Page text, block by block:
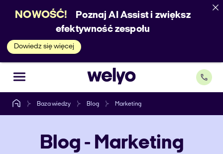
Baza wiedzy Blog Marketing
Blog - Marketing
NOWOŚĆ!
Poznaj AI Assist i zwiększ
efektywność zespołu
Dowiedz się więcej